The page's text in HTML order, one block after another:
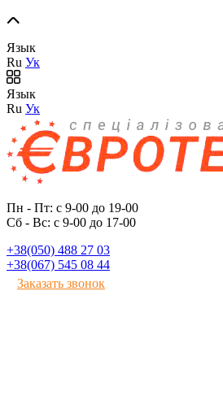
Язык
Ru Ук
Язык
Ru Ук
Пн - Пт: с 9-00 до 19-00
Сб - Вс: с 9-00 до 17-00
+38(050) 488 27 03
+38(067) 545 08 44
Заказать звонок